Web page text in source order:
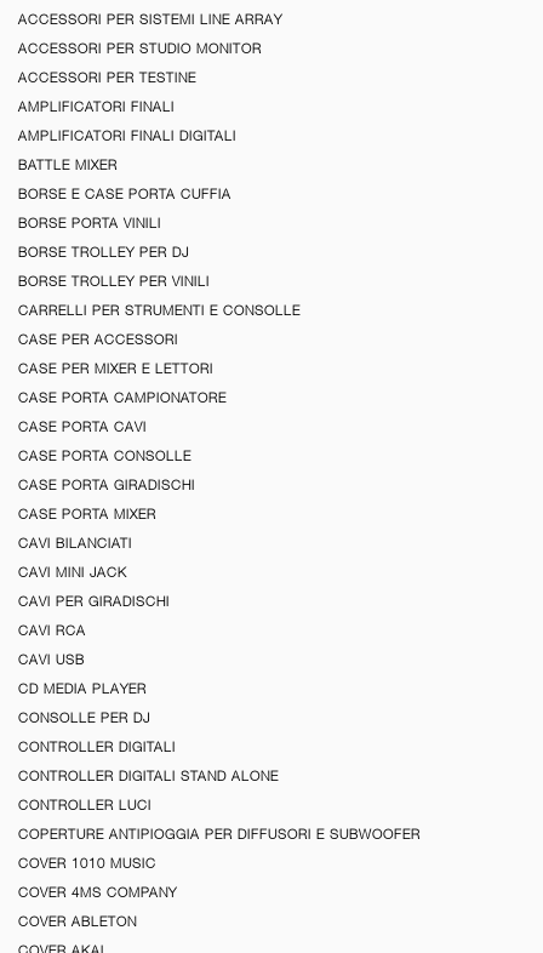
ACCESSORI PER SISTEMI LINE ARRAY
ACCESSORI PER STUDIO MONITOR
ACCESSORI PER TESTINE
AMPLIFICATORI FINALI
AMPLIFICATORI FINALI DIGITALI
BATTLE MIXER
BORSE E CASE PORTA CUFFIA
BORSE PORTA VINILI
BORSE TROLLEY PER DJ
BORSE TROLLEY PER VINILI
CARRELLI PER STRUMENTI E CONSOLLE
CASE PER ACCESSORI
CASE PER MIXER E LETTORI
CASE PORTA CAMPIONATORE
CASE PORTA CAVI
CASE PORTA CONSOLLE
CASE PORTA GIRADISCHI
CASE PORTA MIXER
CAVI BILANCIATI
CAVI MINI JACK
CAVI PER GIRADISCHI
CAVI RCA
CAVI USB
CD MEDIA PLAYER
CONSOLLE PER DJ
CONTROLLER DIGITALI
CONTROLLER DIGITALI STAND ALONE
CONTROLLER LUCI
COPERTURE ANTIPIOGGIA PER DIFFUSORI E SUBWOOFER
COVER 1010 MUSIC
COVER 4MS COMPANY
COVER ABLETON